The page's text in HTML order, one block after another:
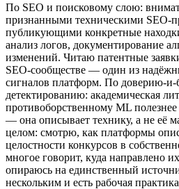
По SEO и поисковому слою:
признанными техническими SEO-
публикующими конкретные
анализ логов, документирование
изменений. Читаю патентные
SEO-сообществе — один из
сигналов платформ. По доверию-и-
детектированию: академическая
противоборственному ML
— она описывает технику, а не её
целом: смотрю, как платформы
целостности конкурсов в
многое говорит, куда направлено
опираюсь на единственный
нескольким и есть рабочая